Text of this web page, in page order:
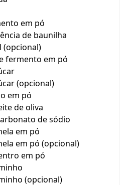
em pó
de baunilha
(opcional)
fermento em pó
(opcional)
em pó
de oliva
de sódio
em pó
em pó (opcional)
em pó
(opcional)